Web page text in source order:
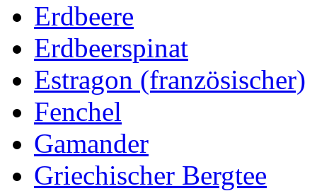
Erdbeere
Erdbeerspinat
Estragon (französischer)
Fenchel
Gamander
Griechischer Bergtee